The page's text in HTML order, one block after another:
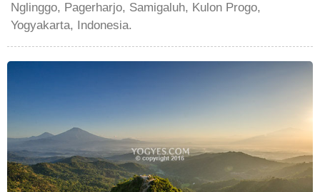
Nglinggo, Pagerharjo, Samigaluh, Kulon Progo,
Yogyakarta, Indonesia.